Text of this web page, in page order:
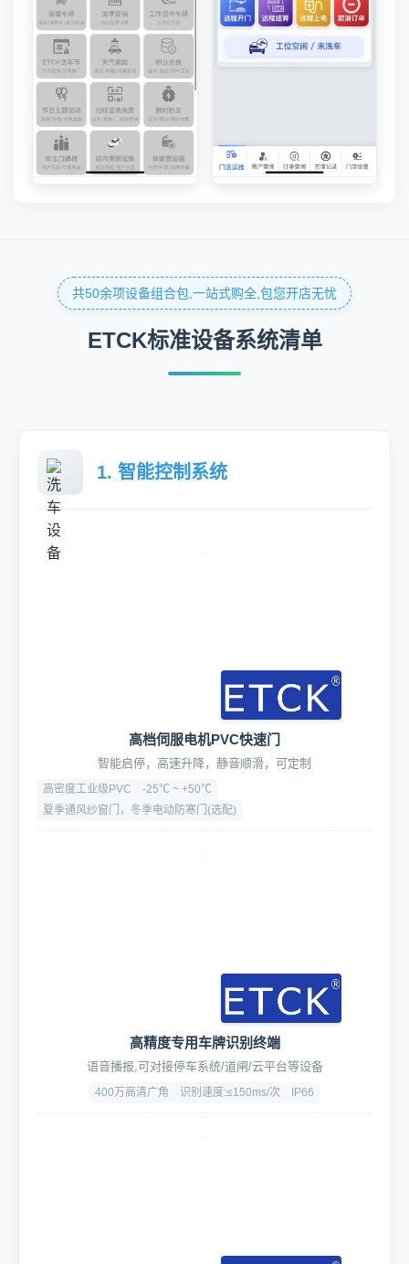
共50余项设备组合包,一站式购全,包您开店无忧
ETCK标准设备系统清单
1. 智能控制系统
高档伺服电机PVC快速门
智能启停，高速升降，静音顺滑，可定制
高密度工业级PVC
-25℃ ~ +50℃
夏季通风纱窗门，冬季电动防寒门(选配)
高精度专用车牌识别终端
语音播报,可对接停车系统/道闸/云平台等设备
400万高清广角 识别速度:≤150ms/次 IP66